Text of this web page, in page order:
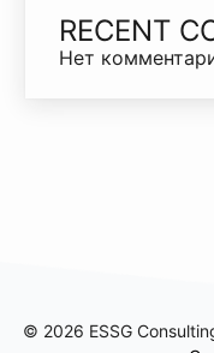
RECENT
Нет
© 2026 ESSG